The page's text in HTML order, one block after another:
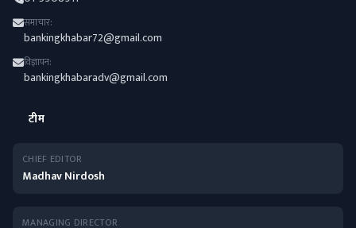
समाचार:
bankingkhabar72@gmail.com
विज्ञापन:
bankingkhabaradv@gmail.com
टीम
CHIEF EDITOR
Madhav Nirdosh
MANAGING DIRECTOR